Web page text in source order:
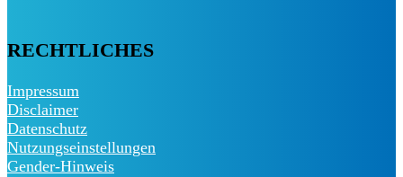
RECHTLICHES
Impressum
Disclaimer
Datenschutz
Nutzungseinstellungen
Gender-Hinweis